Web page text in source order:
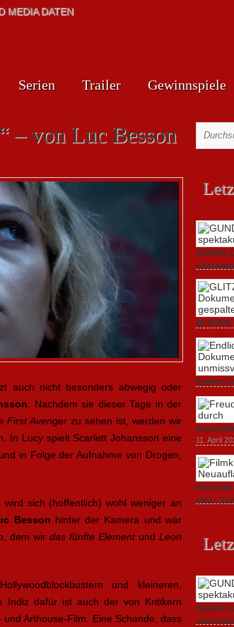
MEDIA DATEN
Serien Trailer Gewinnspiele
– von Luc Besson
auch nicht besonders abwegig oder
. Nachdem sie dieser Tage in der
First Avengerzu sehen ist, werden wir
In Lucy spielt Scarlett Johansson eine
in Folge der Aufnahme von Drogen,
sich (hoffentlich) wohl weniger an
Besson hinter der Kamera und war
dem wir das fünfte Elementund Leon
und kleineren,
Indiz dafür ist auch der von Kritikern
und Arthouse-Film. Eine Schande, dass
GUNDA
3.
Endlich
19. Mai
Freud
11. April
eines
GUNDA